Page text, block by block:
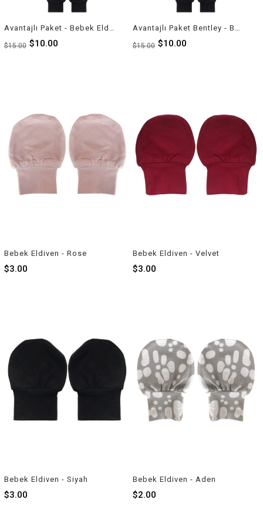
$10.00
$15.00 $10.00
$15.00
Bebek Eldiven - Rose
$3.00
Bebek Eldiven - Velvet
$3.00
Bebek Eldiven - Siyah
$3.00
Bebek Eldiven - Aden
$2.00